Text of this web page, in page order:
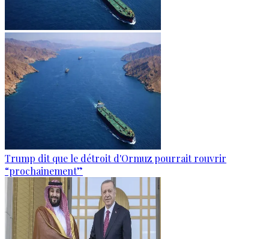
Trump dit que le détroit d'Ormuz pourrait rouvrir
“prochainement”